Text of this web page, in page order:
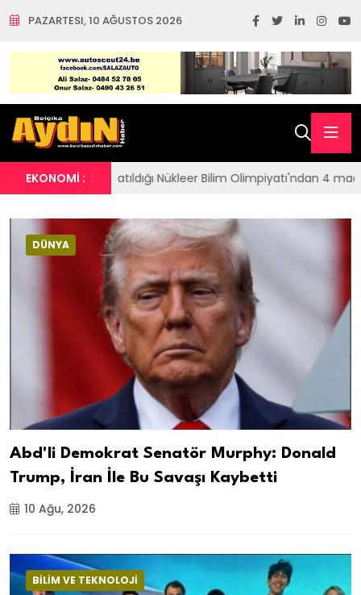
PAZARTESI, 10 AĞUSTOS 2026
EKONOMİ :
Nükleer Bilim Olimpiyatı'ndan 4 madalya çıkardı
DÜNYA
Abd'li Demokrat Senatör Murphy: Donald
Trump, İran İle Bu Savaşı Kaybetti
10 Ağu, 2026
BİLİM VE TEKNOLOJİ